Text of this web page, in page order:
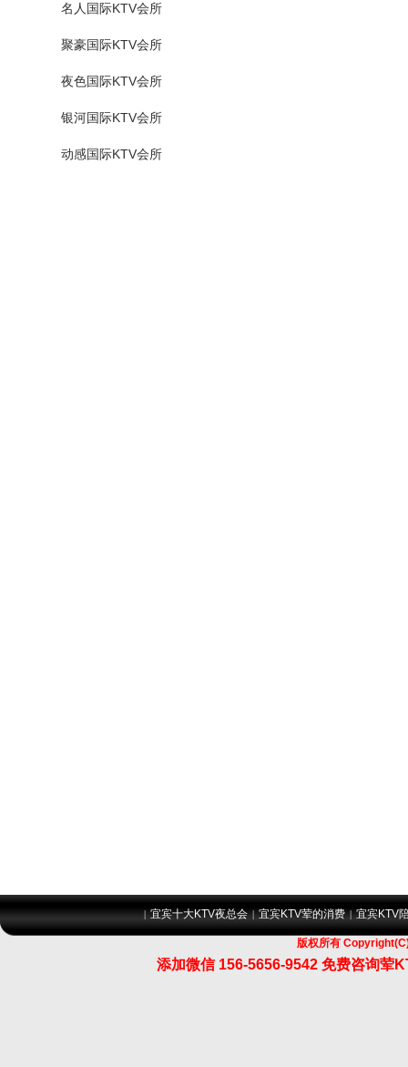
名人国际KTV会所
聚豪国际KTV会所
夜色国际KTV会所
银河国际KTV会所
动感国际KTV会所
|宜宾十大KTV夜总会 |宜宾KTV荤的消费 |宜宾KTV
版权所有
添加微信 156-5656-9542 免费咨询荤